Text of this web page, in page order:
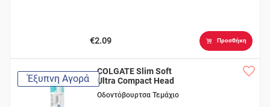
€2.09 Προσθήκη
Έξυπνη Αγορά
COLGATE Slim Soft
Ultra Compact Head
Οδοντόβουρτσα Τεμάχιο